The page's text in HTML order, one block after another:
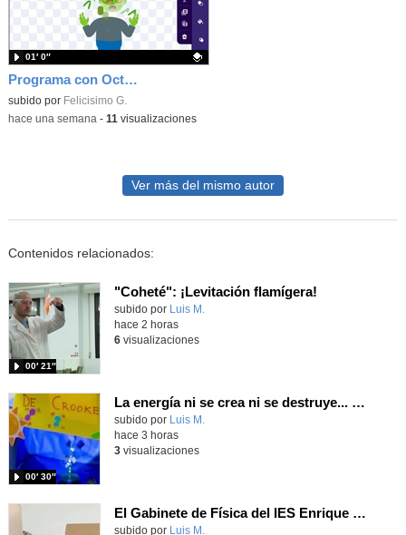
Programa con OctoStudio, un juego homenajeando al House of the dead con Zombies
Contenido educativo.
subido por Felicisimo G.
01′ 0″
-hace una semana - 11 visualizaciones
Ver más del mismo autor
Contenidos relacionados:
"Coheté": ¡Levitación flamígera!
Contenido educativo.
subido por Luis M.
00′ 21″
hace 2 horas
6visualizaciones
La energía ni se crea ni se destruye... ¡se experimenta! El Tierno en la Feria Madrid es Ciencia 2026
Contenido educativo.
subido por Luis M.
00′ 30″
hace 3 horas
3visualizaciones
El Gabinete de Física del IES Enrique Tierno Galván de Parla (Curso 25-26)
Contenido educativo.
subido por Luis M.